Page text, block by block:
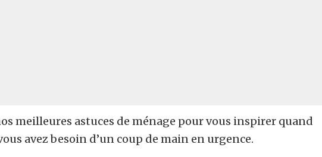
meilleures astuces de ménage pour vous inspirer quand
avez besoin d’un coup de main en urgence.